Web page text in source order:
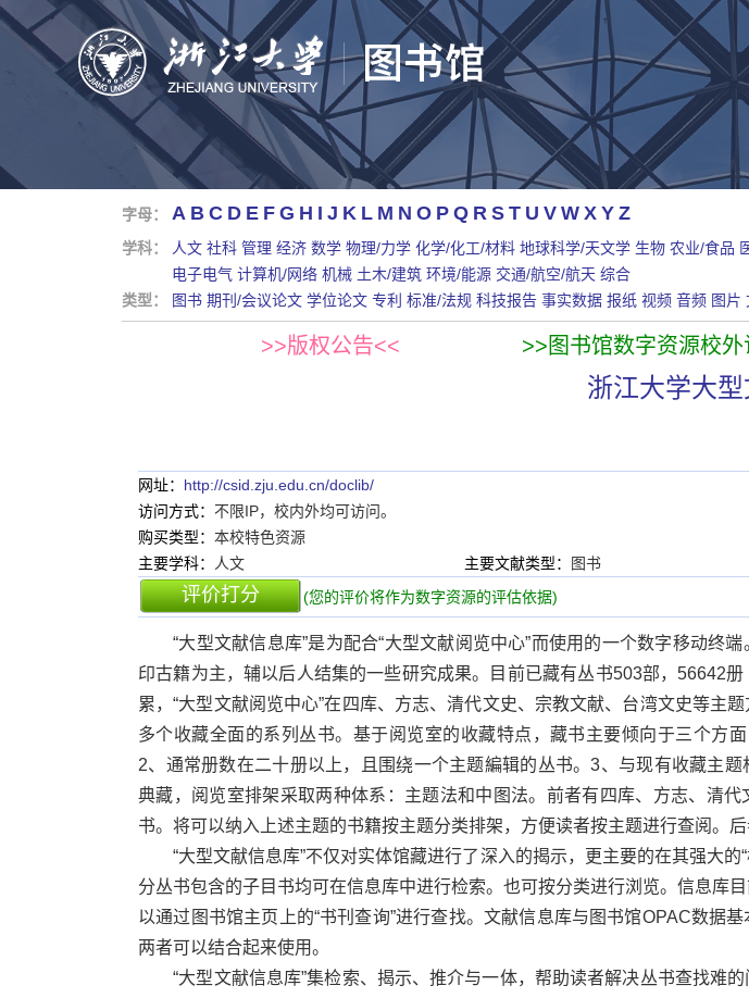
字母： A B C D E F G H I J K L M N O P Q R S T U V W X Y Z
学科： 人文 社科 管理 经济 数学 物理/力学 化学/化工/材料 地球科学/天文学 生物 农业/食品
电子电气 计算机/网络 机械 土木/建筑 环境/能源 交通/航空/航天 综合
类型：
图书 期刊/会议论文 学位论文 专利 标准/法规 科技报告 事实数据 报纸 视频 音频 图片
>>版权公告<< >>图书馆数字资源校
浙江大学大
网址： http://csid.zju.edu.cn/doclib/
访问方式： 不限IP，校内外均可访问。
购买类型： 本校特色资源
主要学科：
人文 主要文献类型： 图书
评价打分 (您的评价将作为数字资源的评估依据)
“大型文献信息库”是为配合“大型文献阅览中心”而使用的一个数字移动终
印古籍为主，辅以后人结集的一些研究成果。目前已藏有丛书503部，56642
累，“大型文献阅览中心”在四库、方志、清代文史、宗教文献、台湾文史等主
多个收藏全面的系列丛书。基于阅览室的收藏特点，藏书主要倾向于三个方
2、通常册数在二十册以上，且围绕一个主题編辑的丛书。3、与现有收藏主
典藏，阅览室排架采取两种体系：主题法和中图法。前者有四库、方志、清
书。将可以纳入上述主题的书籍按主题分类排架，方便读者按主题进行查阅。后
“大型文献信息库”不仅对实体馆藏进行了深入的揭示，更主要的在其强大的
分丛书包含的子目书均可在信息库中进行检索。也可按分类进行浏览。信息库
以通过图书馆主页上的“书刊查询”进行查找。文献信息库与图书馆OPAC数据
两者可以结合起来使用。
“大型文献信息库”集检索、揭示、推介与一体，帮助读者解决丛书查找难